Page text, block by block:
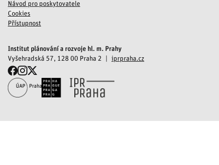
Návod pro poskytovatele
Cookies
Přístupnost
Institut plánování a rozvoje hl. m. Prahy
Vyšehradská 57, 128 00 Praha 2
iprpraha.cz